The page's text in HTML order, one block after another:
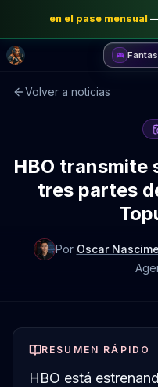
en el pase mensual
🎮
Volver a noticias
HBO transmite
tres partes
Por Oscar
RESUMEN RÁPIDO
HBO está